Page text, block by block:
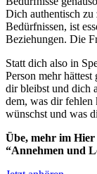
Dich authentisch zu
Bedürfnissen, ist
Beziehungen. Die
Statt dich also in
Person mehr
dir bleibst und dich
dem, was dir
wünschst und was
Übe, mehr im
“Annehmen und